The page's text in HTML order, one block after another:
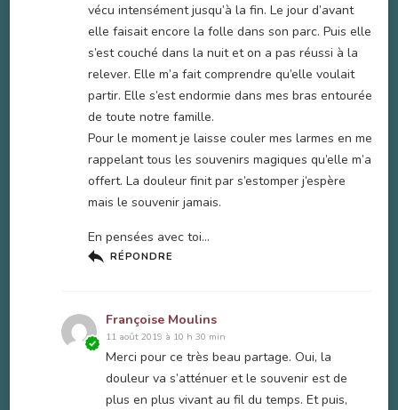
vécu intensément jusqu’à la fin. Le jour d’avant
elle faisait encore la folle dans son parc. Puis elle
s’est couché dans la nuit et on a pas réussi à la
relever. Elle m’a fait comprendre qu’elle voulait
partir. Elle s’est endormie dans mes bras entourée
de toute notre famille.
Pour le moment je laisse couler mes larmes en me
rappelant tous les souvenirs magiques qu’elle m’a
offert. La douleur finit par s’estomper j’espère
mais le souvenir jamais.
En pensées avec toi…
RÉPONDRE
Françoise Moulins
11 août 2019 à 10 h 30 min
Merci pour ce très beau partage. Oui, la
douleur va s’atténuer et le souvenir est de
plus en plus vivant au fil du temps. Et puis,